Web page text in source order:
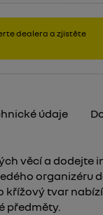
dealera a zjistěte
údaje
věcí a dodejte
organizéru
křížový tvar
předměty.